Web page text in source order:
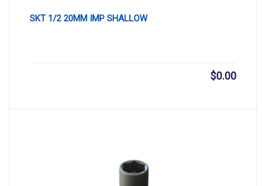
SKT 1/2 20MM IMP SHALLOW
$0.00